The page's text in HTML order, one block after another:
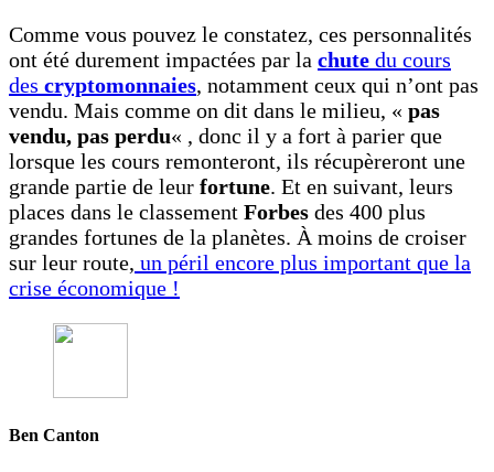
Comme vous pouvez le constatez, ces personnalités
ont été durement impactées par la chute du cours
des cryptomonnaies, notamment ceux qui n’ont pas
vendu. Mais comme on dit dans le milieu, « pas
vendu, pas perdu« , donc il y a fort à parier que
lorsque les cours remonteront, ils récupèreront une
grande partie de leur fortune. Et en suivant, leurs
places dans le classement Forbes des 400 plus
grandes fortunes de la planètes. À moins de croiser
sur leur route, un péril encore plus important que la
crise économique !
Ben Canton